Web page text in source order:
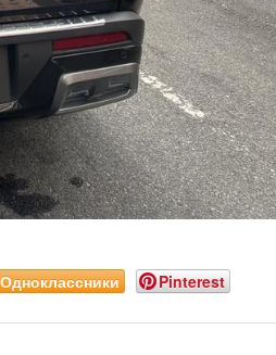
Одноклассники Pinterest